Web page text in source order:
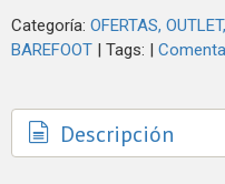
Categoría: OFERTAS,
BAREFOOT | Tags: |
Descripción